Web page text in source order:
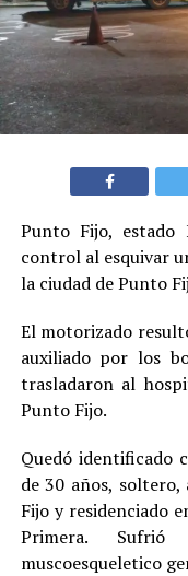
Punto Fijo, estado
control al esquivar
la ciudad de Punto
El motorizado
auxiliado por los
trasladaron al
Punto Fijo.
Quedó identificado
de 30 años,
Fijo y residenciado
Primera. Sufrió
muscoesqueletico